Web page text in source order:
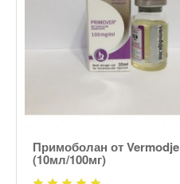
Примоболан от Vermodje
(10мл/100мг)